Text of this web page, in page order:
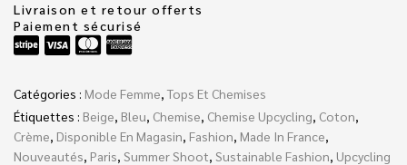
Livraison et retour offerts
Paiement sécurisé
Catégories : Mode Femme Tops Et Chemises
Étiquettes : Beige Bleu Chemise Chemise Upcycling Coton
Crème Disponible En Magasin Fashion Made In France
Nouveautés Paris Summer Shoot Sustainable Fashion Upcycling